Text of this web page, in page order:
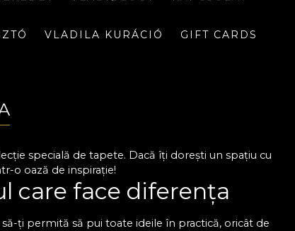
VLADILA KURÁCIÓ GIFT CARDS
specială de tapete. Dacă îți dorești un spațiu cu
o oază de inspirație!
care face diferența
ți permită să pui toate ideile în practică, oricât de